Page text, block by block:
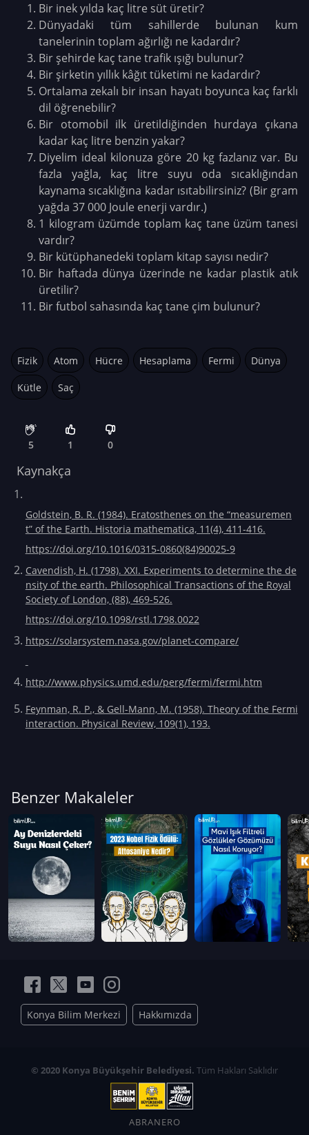
Bir inek yılda kaç litre süt üretir?
Dünyadaki tüm sahillerde bulunan kum
tanelerinin toplam ağırlığı ne kadardır?
Bir şehirde kaç tane trafik ışığı bulunur?
Bir şirketin yıllık kâğıt tüketimi ne kadardır?
Ortalama zekalı bir insan hayatı boyunca kaç farklı
dil öğrenebilir?
Bir otomobil ilk üretildiğinden hurdaya çıkana
kadar kaç litre benzin yakar?
Diyelim ideal kilonuza göre 20 kg fazlanız var. Bu
fazla yağla, kaç litre suyu oda sıcaklığından
kaynama sıcaklığına kadar ısıtabilirsiniz? (Bir gram
yağda 37 000 Joule enerji vardır.)
1 kilogram üzümde toplam kaç tane üzüm tanesi
vardır?
Bir kütüphanedeki toplam kitap sayısı nedir?
Bir haftada dünya üzerinde ne kadar plastik atık
üretilir?
Bir futbol sahasında kaç tane çim bulunur?
Fizik Atom Hücre Hesaplama Fermi Dünya
Kütle Saç
5 1 0
Kaynakça
Goldstein, B. R. (1984). Eratosthenes on the “measuremen
t” of the Earth. Historia mathematica, 11(4), 411-416.
https://doi.org/10.1016/0315-0860(84)90025-9
Cavendish, H. (1798). XXI. Experiments to determine the de
nsity of the earth. Philosophical Transactions of the Royal
Society of London, (88), 469-526.
https://doi.org/10.1098/rstl.1798.0022
https://solarsystem.nasa.gov/planet-compare/
http://www.physics.umd.edu/perg/fermi/fermi.htm
Feynman, R. P., & Gell-Mann, M. (1958). Theory of the Fermi
interaction. Physical Review, 109(1), 193.
Benzer Makaleler
Konya Bilim Merkezi Hakkımızda
© 2020 Konya Büyükşehir Belediyesi. Tüm Hakları Saklıdır
ABRANERO